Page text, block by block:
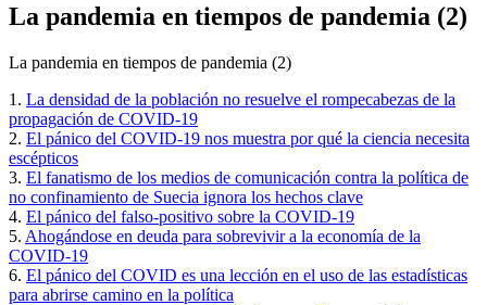
La pandemia en tiempos de pandemia (2)
La pandemia en tiempos de pandemia (2)
1. La densidad de la población no resuelve el rompecabezas de la
propagación de COVID-19
2. El pánico del COVID-19 nos muestra por qué la ciencia necesita
escépticos
3. El fanatismo de los medios de comunicación contra la política de
no confinamiento de Suecia ignora los hechos clave
4. El pánico del falso-positivo sobre la COVID-19
5. Ahogándose en deuda para sobrevivir a la economía de la
COVID-19
6. El pánico del COVID es una lección en el uso de las estadísticas
para abrirse camino en la política